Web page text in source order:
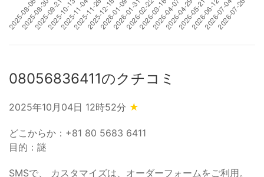
08056836411のクチコミ
2025年10月04日 12時52分 ★
どこからか：+81 80 5683 6411
目的：謎
SMSで、 カスタマイズは、オーダーフォームをご利用。